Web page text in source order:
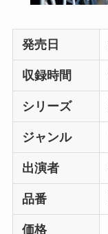
発売日
収録時間
シリーズ
ジャンル
出演者
品番
価格